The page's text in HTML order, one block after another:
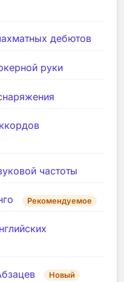
дебютов
руки
частоты
Рекомендуемое
Новый